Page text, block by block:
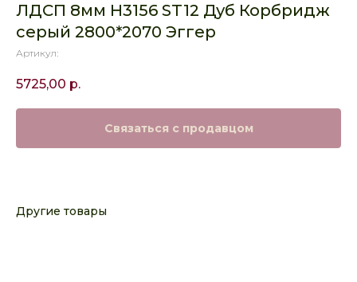
ЛДСП 8мм Н3156 ST12 Дуб Корбридж
серый 2800*2070 Эггер
Артикул:
5725,00 р.
Связаться с продавцом
Другие товары